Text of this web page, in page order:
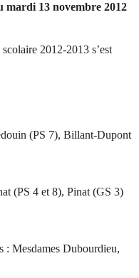
mardi 13 novembre 2012
2012-2013 s’est
(PS 7), Billant-Dupont
(PS 4 et 8), Pinat (GS 3)
: Mesdames Dubourdieu,